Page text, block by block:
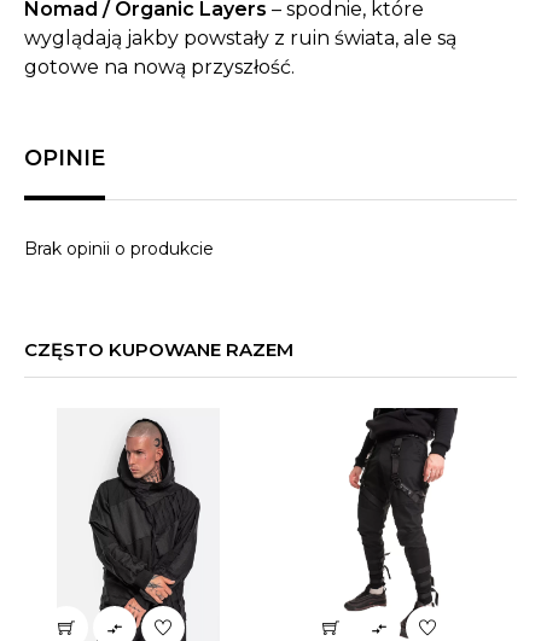
Nomad / Organic Layers – spodnie, które
wyglądają jakby powstały z ruin świata, ale są
gotowe na nową przyszłość.
OPINIE
Brak opinii o produkcie
CZĘSTO KUPOWANE RAZEM
 